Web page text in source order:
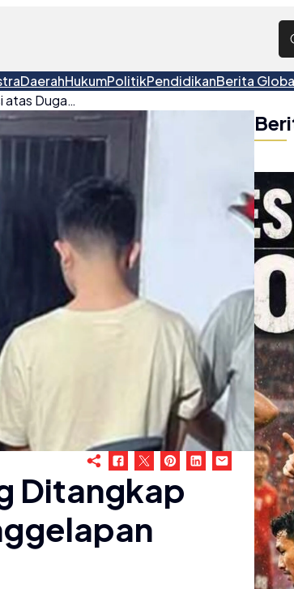
DaerahHukumPolitikPendidikanBerita
Sejoli di Pangkalpinang Ditangkap Polisi atas Dugaan Penggelapan Sepeda Motor
Ditangkap